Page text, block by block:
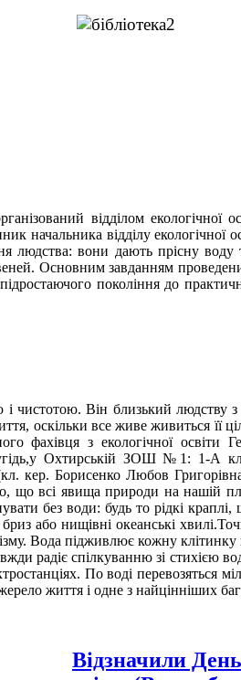
відділом екологічної
начальника відділу
людства: вони дають прісну
Основним завданням
покоління до
чистотою. Він близький людству
оскільки все живе живиться
фахівця з екологічної
Охтирській ЗОШ №1: 1-А
кер. Борисенко Любов
всі явища природи на нашій
без води: будь то рідкі
або нищівні океанські
Вода підживлює кожну
радіє спілкуванню зі стихією
По воді перевозяться
життя і одне з найцінніших
Відзначили